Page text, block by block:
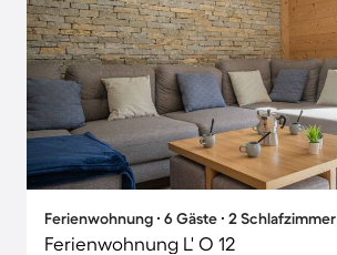
Ferienwohnung ∙ 6 Gäste ∙ 2 Schlafzimmer
Ferienwohnung L' O 12